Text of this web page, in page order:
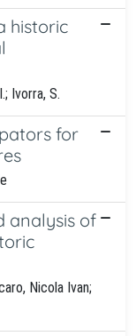
historic
Ivorra, S.
for
analysis of
Nicola Ivan;